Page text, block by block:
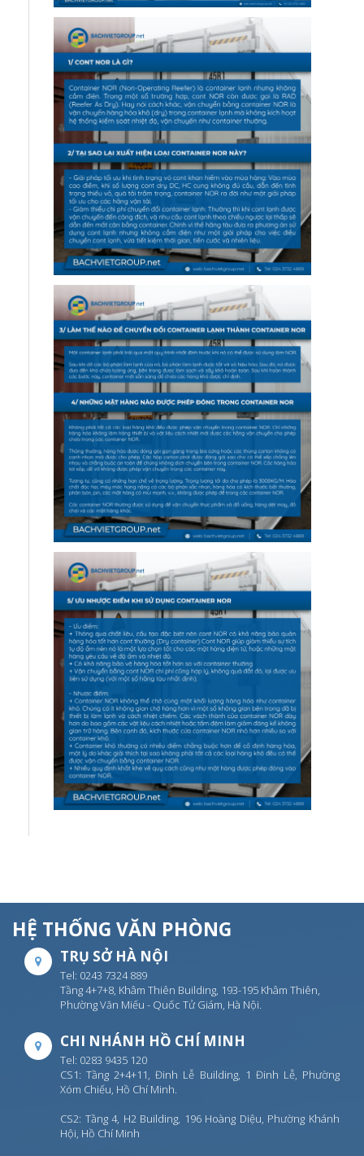
HỆ THỐNG VĂN PHÒNG
TRỤ SỞ HÀ NỘI
Tel: 0243 7324 889
Tầng 4+7+8, Khâm Thiên Building, 193-195 Khâm Thiên,
Phường Văn Miếu - Quốc Tử Giám, Hà Nội.
CHI NHÁNH HỒ CHÍ MINH
Tel: 0283 9435 120
CS1: Tầng 2+4+11, Đinh Lễ Building, 1 Đinh Lễ, Phường
Xóm Chiếu, Hồ Chí Minh.
CS2: Tầng 4, H2 Building, 196 Hoàng Diệu, Phường Khánh
Hội, Hồ Chí Minh